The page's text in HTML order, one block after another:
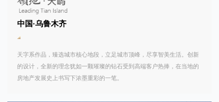
中国·乌鲁木齐
天字系作品，臻选城市核心地段，立足城市顶峰，尽享智美生活。创新
的设计，全新的理念犹如一颗璀璨的钻石受到高端客户热捧，在当地的
房地产发展史上书写下浓墨重彩的一笔。